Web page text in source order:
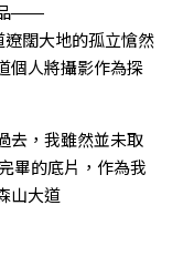
品——
闊大地的孤立愴然
個人將攝影作為探
去，我雖然並未取
畢的底片，作為我
山大道